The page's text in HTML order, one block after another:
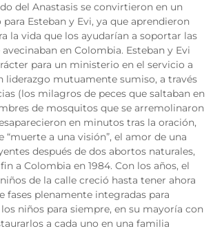
del Anastasis se convirtieron en un
Esteban y Evi, ya que aprendieron
la vida que los ayudarían a soportar las
en Colombia. Esteban y Evi
para un ministerio en el servicio a
liderazgo mutuamente sumiso, a través
(los milagros de peces que saltaban en
de mosquitos que se arremolinaron
en minutos tras la oración,
“muerte a una visión”, el amor de una
después de dos abortos naturales,
a Colombia en 1984. Con los años, el
de la calle creció hasta tener ahora
fases plenamente integradas para
niños para siempre, en su mayoría con
a cada uno en una familia